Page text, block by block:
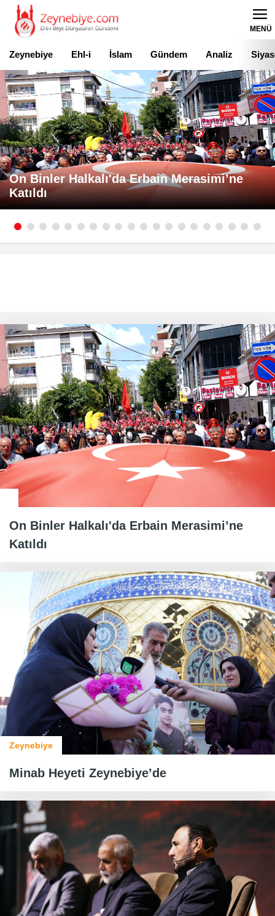
MENÜ
Zeynebiye Ehl-i
Beyt
İslam Gündem Analiz
On Binler Halkalı'da Erbain Merasimi’ne
Katıldı
On Binler Halkalı'da Erbain Merasimi’ne
Katıldı
Zeynebiye
Minab Heyeti Zeynebiye’de